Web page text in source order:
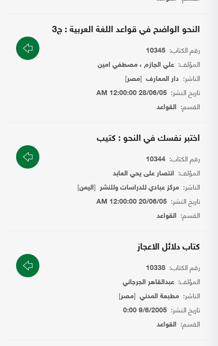
النحو الواضح في قواعد اللغة العربية : ج3
رقم الكتاب: 10345
المؤلف: علي الجازم ، مصطفي امين
الناشر: دار المعارف [مصر]
تاريخ النشر: 28/06/05 12:00:00 AM
القسم: القواعد
اختبر نفسك في النحو : كتيب
رقم الكتاب: 10344
المؤلف: انتصار على يحي العابد
الناشر: مركز عبادي للدراسات وللنشر [اليمن]
تاريخ النشر: 20/06/05 12:00:00 AM
القسم: القواعد
كتاب دلائل الاعجاز
رقم الكتاب: 10338
المؤلف: عبدالقاهر الجرجاني
الناشر: مطبعة المدني [مصر]
تاريخ النشر: 9/6/2005 0:00
القسم: القواعد